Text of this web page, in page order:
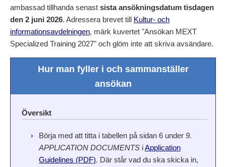
ambassad tillhanda senast sista ansökningsdatum tisdagen
den 2 juni 2026. Adressera brevet till Kultur- och
informationsavdelningen, märk kuvertet "Ansökan MEXT
Specialized Training 2027" och glöm inte att skriva avsändare.
Hur man fyller i och sammanställer
ansökan
Översikt
Börja med att titta i tabellen på sidan 6 under 9.
APPLICATION DOCUMENTS iApplication
Guidelines (PDF). Där står vad du ska skicka in,